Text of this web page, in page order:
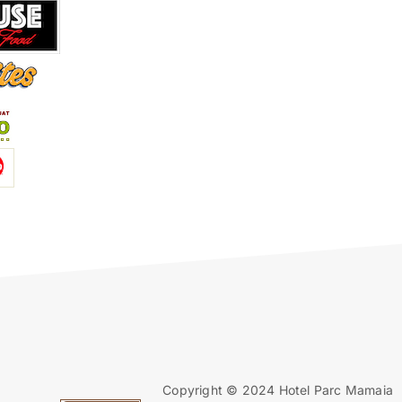
Copyright © 2024 Hotel Parc Mamaia